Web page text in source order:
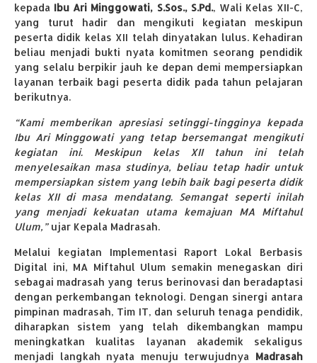
kepada Ibu Ari Minggowati, S.Sos., S.Pd., Wali Kelas XII-C,
yang turut hadir dan mengikuti kegiatan meskipun
peserta didik kelas XII telah dinyatakan lulus. Kehadiran
beliau menjadi bukti nyata komitmen seorang pendidik
yang selalu berpikir jauh ke depan demi mempersiapkan
layanan terbaik bagi peserta didik pada tahun pelajaran
berikutnya.
“Kami memberikan apresiasi setinggi-tingginya kepada
Ibu Ari Minggowati yang tetap bersemangat mengikuti
kegiatan ini. Meskipun kelas XII tahun ini telah
menyelesaikan masa studinya, beliau tetap hadir untuk
mempersiapkan sistem yang lebih baik bagi peserta didik
kelas XII di masa mendatang. Semangat seperti inilah
yang menjadi kekuatan utama kemajuan MA Miftahul
Ulum,”ujar Kepala Madrasah.
Melalui kegiatan Implementasi Raport Lokal Berbasis
Digital ini, MA Miftahul Ulum semakin menegaskan diri
sebagai madrasah yang terus berinovasi dan beradaptasi
dengan perkembangan teknologi. Dengan sinergi antara
pimpinan madrasah, Tim IT, dan seluruh tenaga pendidik,
diharapkan sistem yang telah dikembangkan mampu
meningkatkan kualitas layanan akademik sekaligus
menjadi langkah nyata menuju terwujudnya Madrasah